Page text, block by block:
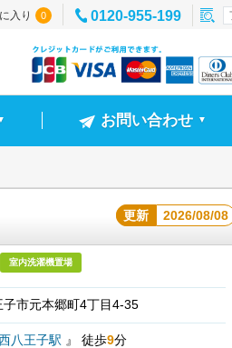
入り 0 0120-955-199
お問い合わせ ▼
更新 2026/08/08
室内洗濯機置場
子市元本郷町4丁目4-35
八王子駅 』 徒歩9分